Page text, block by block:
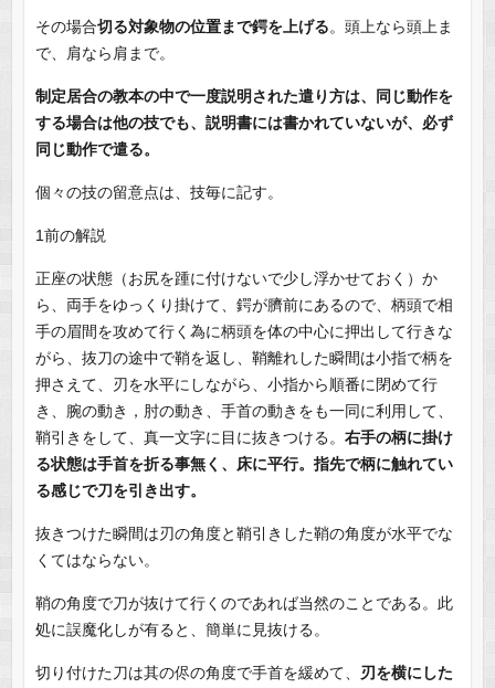
その場合切る対象物の位置まで鍔を上げる。頭上なら頭上ま
で、肩なら肩まで。
制定居合の教本の中で一度説明された遣り方は、同じ動作を
する場合は他の技でも、説明書には書かれていないが、必ず
同じ動作で遣る。
個々の技の留意点は、技毎に記す。
1前の解説
正座の状態（お尻を踵に付けないで少し浮かせておく）か
ら、両手をゆっくり掛けて、鍔が臍前にあるので、柄頭で相
手の眉間を攻めて行く為に柄頭を体の中心に押出して行きな
がら、抜刀の途中で鞘を返し、鞘離れした瞬間は小指で柄を
押さえて、刃を水平にしながら、小指から順番に閉めて行
き、腕の動き，肘の動き、手首の動きをも一同に利用して、
鞘引きをして、真一文字に目に抜きつける。 右手の柄に掛け
る状態は手首を折る事無く、床に平行。指先で柄に触れてい
る感じで刀を引き出す。
抜きつけた瞬間は刃の角度と鞘引きした鞘の角度が水平でな
くてはならない。
鞘の角度で刀が抜けて行くのであれば当然のことである。此
処に誤魔化しが有ると、簡単に見抜ける。
切り付けた刀は其の侭の角度で手首を緩めて、 刃を横にした